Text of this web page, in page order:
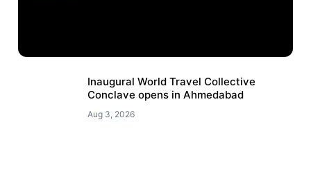
Inaugural World Travel Collective
Conclave opens in Ahmedabad
Aug 3, 2026